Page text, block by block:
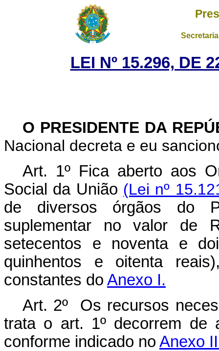
LEI Nº 15.296, DE
O PRESIDENTE DA
Nacional decreta e eu
Art. 1º Fica aberto aos
Social da União (Lei nº
de diversos órgãos do
suplementar no valor de
setecentos e noventa e
quinhentos e oitenta
constantes do Anexo I.
Art. 2º Os recursos
trata o art. 1º decorrem de
conforme indicado no Anexo